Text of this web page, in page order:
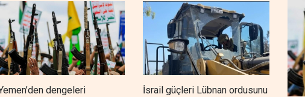
dengeleri
İsrail güçleri Lübnan ordusunu